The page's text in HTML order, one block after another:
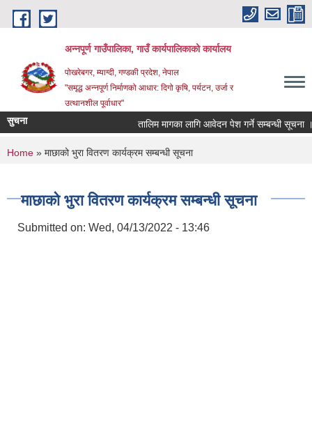
Skip to main content
अन्‍नपूर्ण गाउँपालिका, गाउँ कार्यपालिकाको कार्यालय
पोखरेबगर, म्याग्दी, गण्डकी प्रदेश, नेपाल
"समृद्ध अन्‍नपूर्ण निर्माणको आधार: दिगो कृषि, पर्यटन, उर्जा र
उत्थानशील पूर्वाधार"
सुचना तालिम मागका लागि आवेदन पेश गर्ने सम्बन्धी सूचना ।।
You are here
Home » माछाको भुरा वितरण कार्यक्रम सम्बन्धी सूचना
माछाको भुरा वितरण कार्यक्रम सम्बन्धी सूचना
Submitted on: Wed, 04/13/2022 - 13:46